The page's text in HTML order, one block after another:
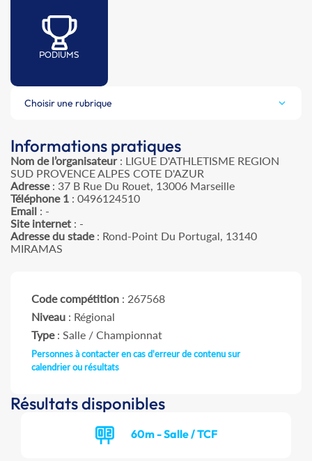
PODIUMS
Choisir une rubrique
Informations pratiques
Nom de l’organisateur: LIGUE D'ATHLETISME REGION
SUD PROVENCE ALPES COTE D'AZUR
Adresse: 37 B Rue Du Rouet, 13006 Marseille
Téléphone 1 : 0496124510
Email : -
Site internet : -
Adresse du stade: Rond-Point Du Portugal, 13140
MIRAMAS
Code compétition : 267568
Niveau : Régional
Type: Salle / Championnat
Personnes à contacter en cas d'erreur de contenu sur
calendrier ou résultats
Résultats disponibles
60m - Salle / TCF